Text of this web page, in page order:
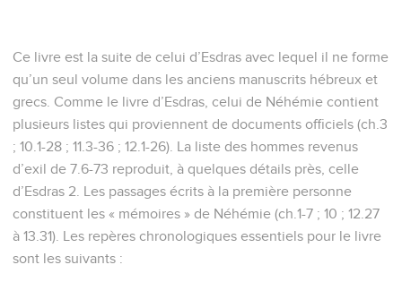
Ce livre est la suite de celui d’Esdras avec lequel il ne forme
qu’un seul volume dans les anciens manuscrits hébreux et
grecs. Comme le livre d’Esdras, celui de Néhémie contient
plusieurs listes qui proviennent de documents officiels (ch.3
; 10.1-28 ; 11.3-36 ; 12.1-26). La liste des hommes revenus
d’exil de 7.6-73 reproduit, à quelques détails près, celle
d’Esdras 2. Les passages écrits à la première personne
constituent les « mémoires » de Néhémie (ch.1-7 ; 10 ; 12.27
à 13.31). Les repères chronologiques essentiels pour le livre
sont les suivants :